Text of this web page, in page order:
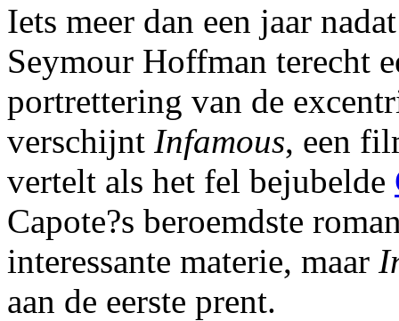
Iets meer dan een jaar
Seymour Hoffman terecht
portrettering van de
verschijnt Infamous, een
vertelt als het fel bejubelde
Capote?s beroemdste
interessante materie, maar
aan de eerste prent.